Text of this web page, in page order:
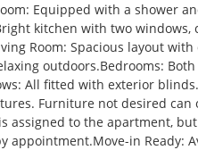
Equipped with a shower
kitchen with two windows,
Room: Spacious layout with
outdoors.Bedrooms:
All fitted with exterior
Furniture not desired can
assigned to the apartment,
appointment.Move-in Ready: